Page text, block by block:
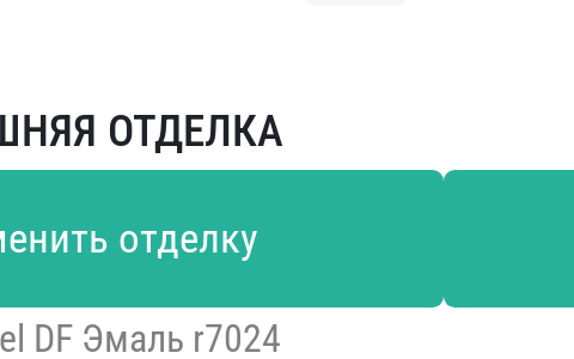
ОТДЕЛКА
отделку
DF Эмаль r7024